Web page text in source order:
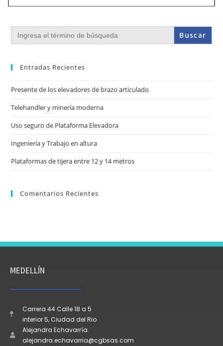
Buscar:
Entradas Recientes
Presente de los elevadores de brazo articulado
Telehandler y minería moderna
Uso seguro de Plataforma Elevadora
Ingeniería y Trabajo en altura
Plataformas de tijera entre 12 y 14 metros
Comentarios Recientes
MEDELLÍN
Carrera 44 Calle 18 a 5
interior 5, Ciudad del Rio
Alejandra Echavarría.
alejandra.echavarria@cgbsas.com